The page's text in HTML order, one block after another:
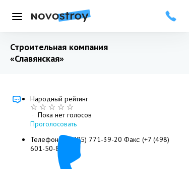
Меню
Строительная компания
«Славянская»
Народный рейтинг
· Пока нет голосов
Проголосовать
Телефон: +7 (495) 771-39-20 Факс: (+7 (498)
601-50-84